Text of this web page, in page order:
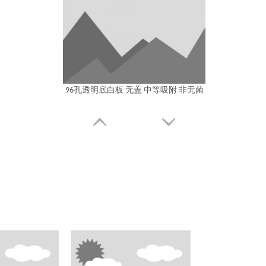
96孔透明底白板 无盖 中等吸附 非无菌